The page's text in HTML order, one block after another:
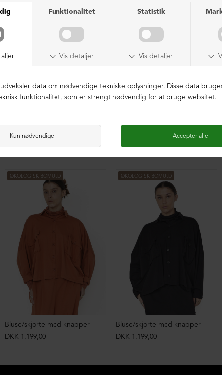
Oversize bluse med plisse
DKK 1.599,00
Oversize bluse med plisse
ØKOLOGISK BOMULD
Bluse/skjorte med knapper
DKK 1.199,00
ØKOLOGISK BOMULD
Bluse/skjorte med knapper
DKK 1.199,00